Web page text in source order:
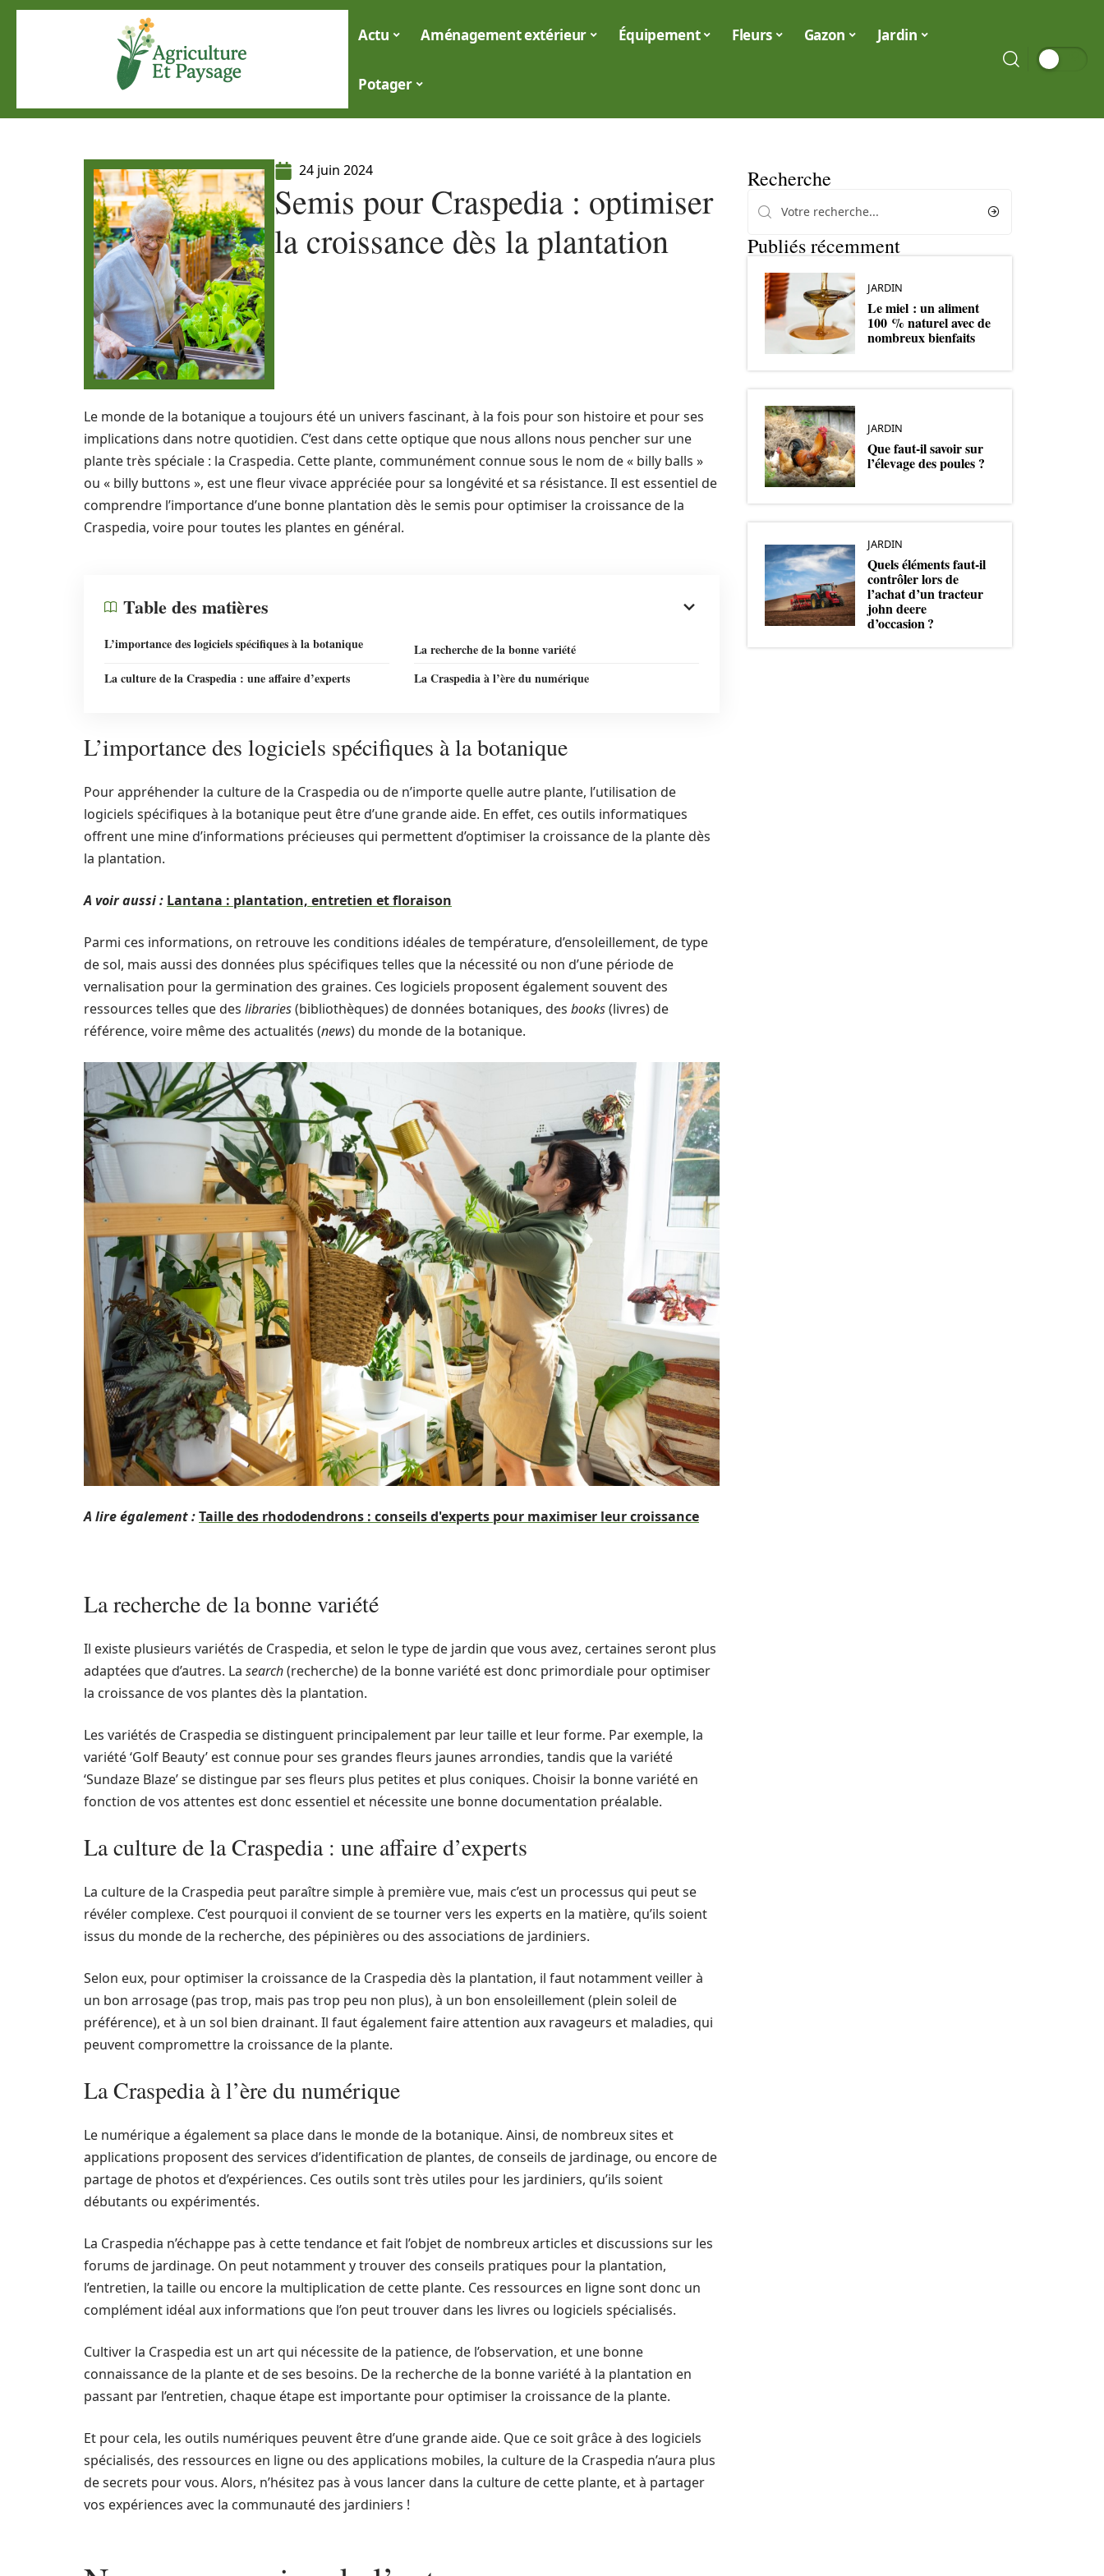
Actu Aménagement extérieur Équipement Fleurs Gazon Jardin
Potager
24 juin 2024
Semis pour Craspedia : optimiser
la croissance dès la plantation
Le monde de la botanique a toujours été un univers fascinant, à la fois pour son histoire et pour ses
implications dans notre quotidien. C’est dans cette optique que nous allons nous pencher sur une
plante très spéciale : la Craspedia. Cette plante, communément connue sous le nom de « billy balls »
ou « billy buttons », est une fleur vivace appréciée pour sa longévité et sa résistance. Il est essentiel de
comprendre l’importance d’une bonne plantation dès le semis pour optimiser la croissance de la
Craspedia, voire pour toutes les plantes en général.
Table des matières
L’importance des logiciels spécifiques à la botanique
La recherche de la bonne variété
La culture de la Craspedia : une affaire d’experts
La Craspedia à l’ère du numérique
L’importance des logiciels spécifiques à la botanique
Pour appréhender la culture de la Craspedia ou de n’importe quelle autre plante, l’utilisation de
logiciels spécifiques à la botanique peut être d’une grande aide. En effet, ces outils informatiques
offrent une mine d’informations précieuses qui permettent d’optimiser la croissance de la plante dès
la plantation.
A voir aussi : Lantana : plantation, entretien et floraison
Parmi ces informations, on retrouve les conditions idéales de température, d’ensoleillement, de type
de sol, mais aussi des données plus spécifiques telles que la nécessité ou non d’une période de
vernalisation pour la germination des graines. Ces logiciels proposent également souvent des
ressources telles que des libraries(bibliothèques) de données botaniques, des books(livres) de
référence, voire même des actualités (news) du monde de la botanique.
A lire également :Taille des rhododendrons : conseils d'experts pour maximiser leur croissance
La recherche de la bonne variété
Il existe plusieurs variétés de Craspedia, et selon le type de jardin que vous avez, certaines seront plus
adaptées que d’autres. La search(recherche) de la bonne variété est donc primordiale pour optimiser
la croissance de vos plantes dès la plantation.
Les variétés de Craspedia se distinguent principalement par leur taille et leur forme. Par exemple, la
variété ‘Golf Beauty’ est connue pour ses grandes fleurs jaunes arrondies, tandis que la variété
‘Sundaze Blaze’ se distingue par ses fleurs plus petites et plus coniques. Choisir la bonne variété en
fonction de vos attentes est donc essentiel et nécessite une bonne documentation préalable.
La culture de la Craspedia : une affaire d’experts
La culture de la Craspedia peut paraître simple à première vue, mais c’est un processus qui peut se
révéler complexe. C’est pourquoi il convient de se tourner vers les experts en la matière, qu’ils soient
issus du monde de la recherche, des pépinières ou des associations de jardiniers.
Selon eux, pour optimiser la croissance de la Craspedia dès la plantation, il faut notamment veiller à
un bon arrosage (pas trop, mais pas trop peu non plus), à un bon ensoleillement (plein soleil de
préférence), et à un sol bien drainant. Il faut également faire attention aux ravageurs et maladies, qui
peuvent compromettre la croissance de la plante.
La Craspedia à l’ère du numérique
Le numérique a également sa place dans le monde de la botanique. Ainsi, de nombreux sites et
applications proposent des services d’identification de plantes, de conseils de jardinage, ou encore de
partage de photos et d’expériences. Ces outils sont très utiles pour les jardiniers, qu’ils soient
débutants ou expérimentés.
La Craspedia n’échappe pas à cette tendance et fait l’objet de nombreux articles et discussions sur les
forums de jardinage. On peut notamment y trouver des conseils pratiques pour la plantation,
l’entretien, la taille ou encore la multiplication de cette plante. Ces ressources en ligne sont donc un
complément idéal aux informations que l’on peut trouver dans les livres ou logiciels spécialisés.
Cultiver la Craspedia est un art qui nécessite de la patience, de l’observation, et une bonne
connaissance de la plante et de ses besoins. De la recherche de la bonne variété à la plantation en
passant par l’entretien, chaque étape est importante pour optimiser la croissance de la plante.
Et pour cela, les outils numériques peuvent être d’une grande aide. Que ce soit grâce à des logiciels
spécialisés, des ressources en ligne ou des applications mobiles, la culture de la Craspedia n’aura plus
de secrets pour vous. Alors, n’hésitez pas à vous lancer dans la culture de cette plante, et à partager
vos expériences avec la communauté des jardiniers !
Recherche
Publiés récemment
JARDIN
Le miel : un aliment
100 % naturel avec de
nombreux bienfaits
JARDIN
Que faut-il savoir sur
l’élevage des poules ?
JARDIN
Quels éléments faut-il
contrôler lors de
l’achat d’un tracteur
john deere
d’occasion ?